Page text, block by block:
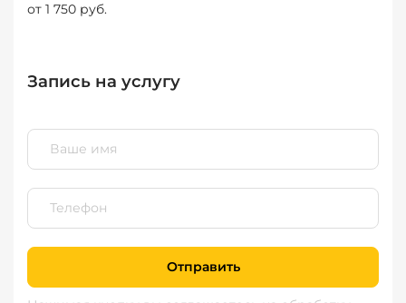
от 1 750 руб.
Запись на услугу
Отправить